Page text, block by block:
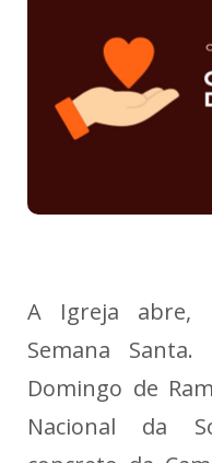
A Igreja abre,
Semana
Domingo de
Nacional da